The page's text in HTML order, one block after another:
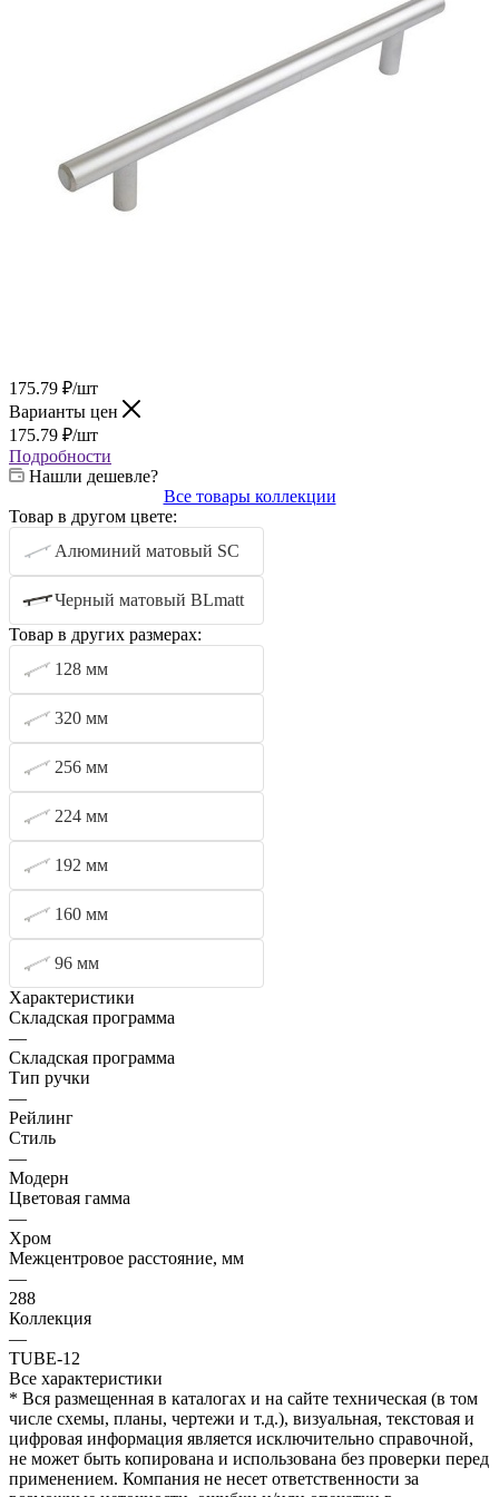
175.79 ₽/шт
Варианты цен
175.79 ₽/шт
Подробности
Нашли дешевле?
Все товары коллекции
Товар в другом цвете:
Алюминий матовый SC
Черный матовый BLmatt
Товар в других размерах:
128 мм
320 мм
256 мм
224 мм
192 мм
160 мм
96 мм
Характеристики
Складская программа
—
Складская программа
Тип ручки
—
Рейлинг
Стиль
—
Модерн
Цветовая гамма
—
Хром
Межцентровое расстояние, мм
—
288
Коллекция
—
TUBE-12
Все характеристики
* Вся размещенная в каталогах и на сайте техническая (в том
числе схемы, планы, чертежи и т.д.), визуальная, текстовая и
цифровая информация является исключительно справочной,
не может быть копирована и использована без проверки перед
применением. Компания не несет ответственности за